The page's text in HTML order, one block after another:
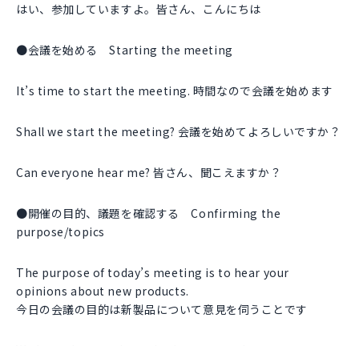
はい、参加していますよ。皆さん、こんにちは
●会議を始める Starting the meeting
It’s time to start the meeting. 時間なので会議を始めます
Shall we start the meeting? 会議を始めてよろしいですか？
Can everyone hear me? 皆さん、聞こえますか？
●開催の目的、議題を確認する Confirming the
purpose/topics
The purpose of today’s meeting is to hear your
opinions about new products.
今日の会議の目的は新製品について意見を伺うことです